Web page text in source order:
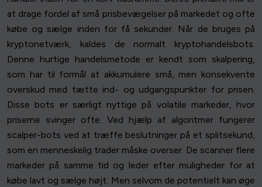
at drage fordel af små prisbevægelser på markedet og ofte
købe og sælge inden for få sekunder. Når de bruges på
kryptonetværk, kaldes de normalt kryptohandelsbots.
Denne hurtige handelsmetode er kendt som skalpering,
som har til formål at akkumulere små, men konsekvente
overskud med tætte ind- og udgangspunkter for prisen.
Disse bots er særligt nyttige på volatile markeder, hvor
priserne svinger ofte. Ved hjælp af algoritmer fungerer
scalper-bots ved at træffe beslutninger på et splitsekund,
som en menneskelig trader måske overser. De scanner flere
markeder på samme tid og leder efter muligheder for at
købe lavt og sælge højt. Men selvom de potentielt kan øge